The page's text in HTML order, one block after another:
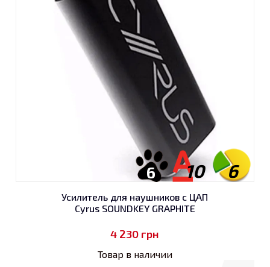
6
10
6
Усилитель для наушников с ЦАП
Cyrus SOUNDKEY GRAPHITE
4 230 грн
Товар в наличии